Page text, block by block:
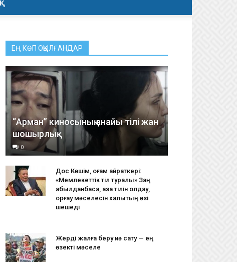
ЕҢ КӨП ОҚЫЛҒАНДАР
“Арман” киносының анайы тілі жан
шошырлық
0
Дос Көшім, қоғам қайраткері:
«Мемлекеттік тіл туралы» Заң
қабылданбаса, қазақ тілін қолдау,
қорғау мәселесін халықтың өзі
шешеді
Жерді жалға беру иә сату — ең
өзекті мәселе